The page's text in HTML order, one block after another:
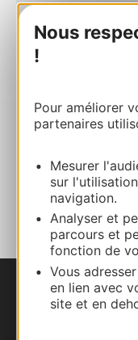
Nous
!
Pour améliorer
partenaires
Mesurer
sur
navigation.
Analyser et
parcours et
fonction de
Vous
en lien avec
site et en
E-mail
AJOUTER
AU CARNET
Nous